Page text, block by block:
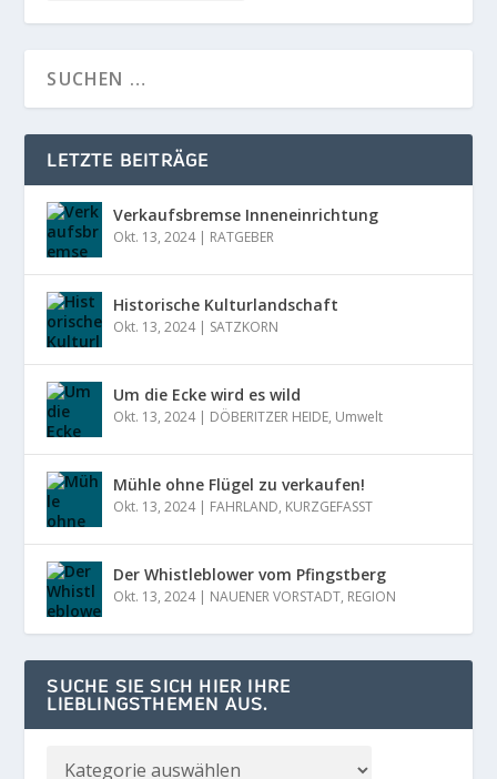
LETZTE BEITRÄGE
Verkaufsbremse Inneneinrichtung
Okt. 13, 2024| RATGEBER
Historische Kulturlandschaft
Okt. 13, 2024| SATZKORN
Um die Ecke wird es wild
Okt. 13, 2024| DÖBERITZER HEIDE, Umwelt
Mühle ohne Flügel zu verkaufen!
Okt. 13, 2024| FAHRLAND, KURZGEFASST
Der Whistleblower vom Pfingstberg
Okt. 13, 2024| NAUENER VORSTADT, REGION
SUCHE SIE SICH HIER IHRE
LIEBLINGSTHEMEN AUS.